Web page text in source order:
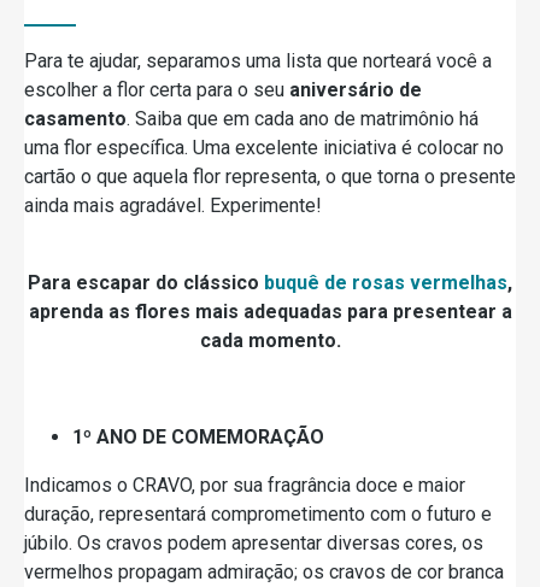
Para te ajudar, separamos uma lista que norteará você a
escolher a flor certa para o seu aniversário de
casamento. Saiba que em cada ano de matrimônio há
uma flor específica. Uma excelente iniciativa é colocar no
cartão o que aquela flor representa, o que torna o presente
ainda mais agradável. Experimente!
Para escapar do clássico buquê de rosas vermelhas,
aprenda as flores mais adequadas para presentear a
cada momento.
1º ANO DE COMEMORAÇÃO
Indicamos o CRAVO, por sua fragrância doce e maior
duração, representará comprometimento com o futuro e
júbilo. Os cravos podem apresentar diversas cores, os
vermelhos propagam admiração; os cravos de cor branca